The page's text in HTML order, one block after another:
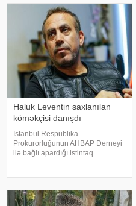
görə məhkəməyə verilib. Bu
barədə TASS məlumat yayıb
Haluk Leventin saxlanılan
köməkçisi danışdı
İstanbul Respublika
Prokurorluğunun AHBAP Dərnəyi
ilə bağlı apardığı istintaq
yerli KİV-in məlumatına görə,
Haluk Leventin köməkçis